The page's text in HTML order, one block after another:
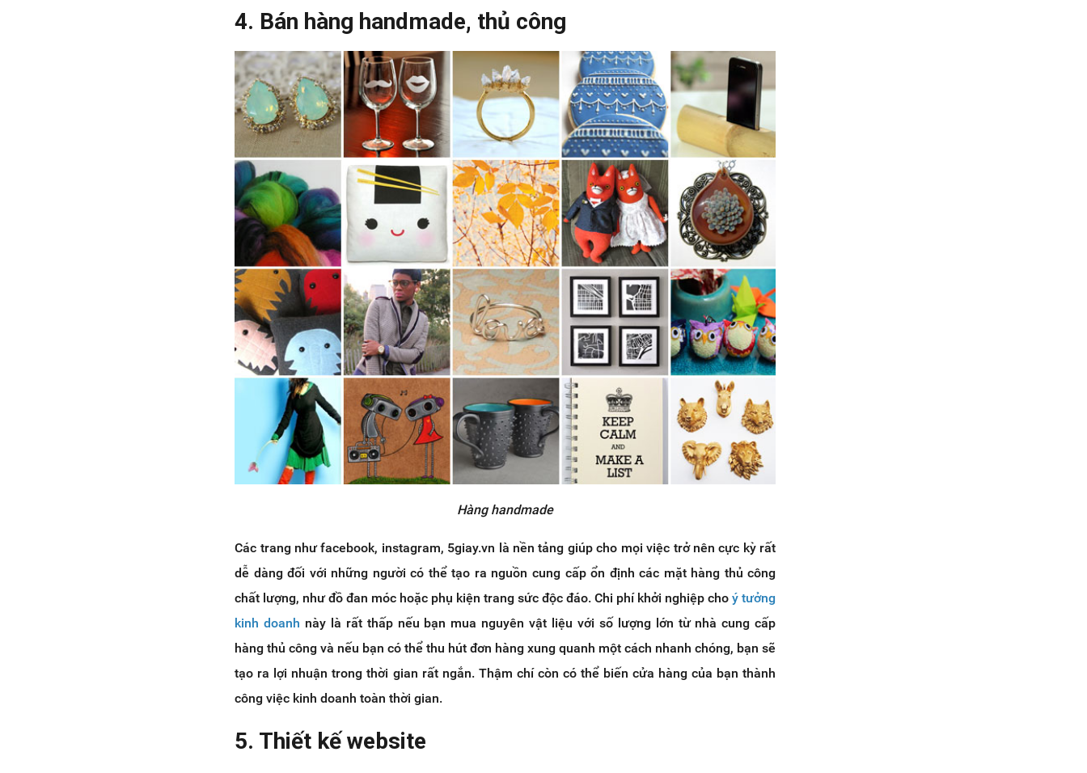
4. Bán hàng handmade, thủ công
Hàng handmade
Các trang như facebook, instagram, 5giay.vn là nền tảng giúp cho mọi việc trở nên cực kỳ rất
dễ dàng đối với những người có thể tạo ra nguồn cung cấp ổn định các mặt hàng thủ công
chất lượng, như đồ đan móc hoặc phụ kiện trang sức độc đáo. Chi phí khởi nghiệp choý tưởng
kinh doanh này là rất thấp nếu bạn mua nguyên vật liệu với số lượng lớn từ nhà cung cấp
hàng thủ công và nếu bạn có thể thu hút đơn hàng xung quanh một cách nhanh chóng, bạn sẽ
tạo ra lợi nhuận trong thời gian rất ngắn. Thậm chí còn có thể biến cửa hàng của bạn thành
công việc kinh doanh toàn thời gian.
5. Thiết kế website